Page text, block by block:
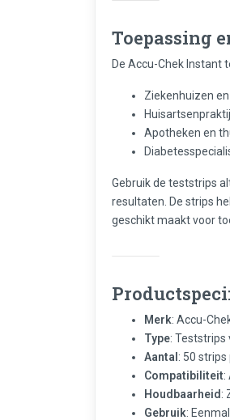
Toepassing
De Accu-Chek Instant
Ziekenhuizen
Apotheken en
Gebruik de teststrips
resultaten. De strips
geschikt maakt voor
Merk: Accu-
Type: Teststrips
Aantal : 50
Compatibiliteit:
Houdbaarheid :
Gebruik: